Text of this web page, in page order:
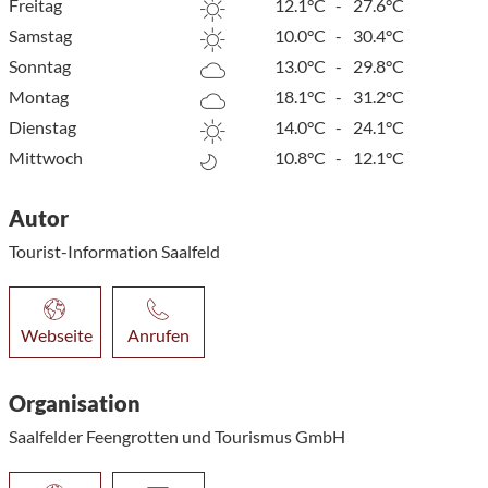
Freitag 12.1°C -
27.6°C
Samstag
10.0°C -
30.4°C
Sonntag
13.0°C -
29.8°C
Montag
18.1°C -
31.2°C
Dienstag
14.0°C -
24.1°C
Mittwoch
10.8°C - 12.1°C
Autor
Tourist-Information Saalfeld
Webseite Anrufen
Organisation
Saalfelder Feengrotten und Tourismus GmbH